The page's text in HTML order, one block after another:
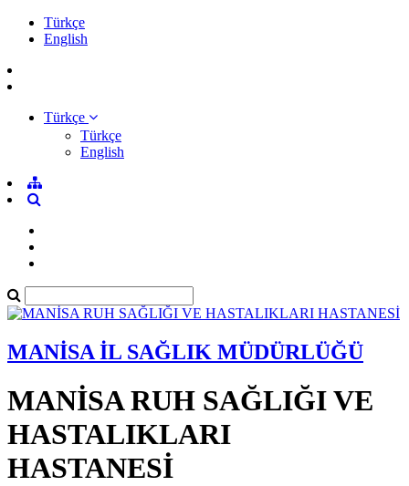
Türkçe
English
Türkçe
Türkçe
English
MANİSA İL SAĞLIK MÜDÜRLÜĞÜ
MANİSA RUH SAĞLIĞI VE
HASTALIKLARI
HASTANESİ